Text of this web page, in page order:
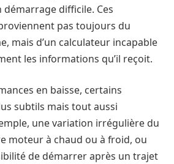
démarrage difficile. Ces
pas toujours du
mais d’un calculateur incapable
les informations qu’il reçoit.
en baisse, certains
subtils mais tout aussi
une variation irrégulière du
moteur à chaud ou à froid, ou
de démarrer après un trajet